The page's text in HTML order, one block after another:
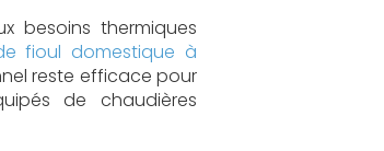
besoins thermiques
fioul domestique à
reste efficace pour
de chaudières